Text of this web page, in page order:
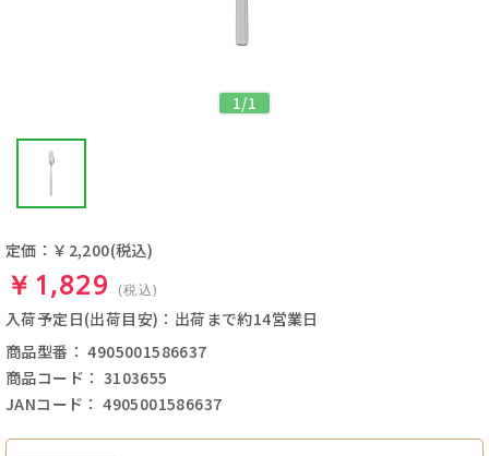
1/1
定価：￥2,200(税込)
￥1,829 (税込)
入荷予定日(出荷目安)：出荷まで約14営業日
商品型番： 4905001586637
商品コード： 3103655
JANコード： 4905001586637